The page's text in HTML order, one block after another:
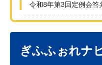
令和8年第3回定例会答
ぎふふぉれナ